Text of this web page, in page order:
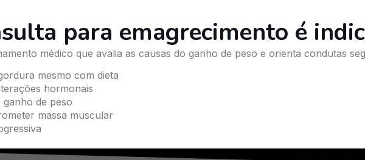
para emagrecimento é
médico que avalia as causas do ganho de peso e orienta condutas
mesmo com dieta
hormonais
de peso
massa muscular